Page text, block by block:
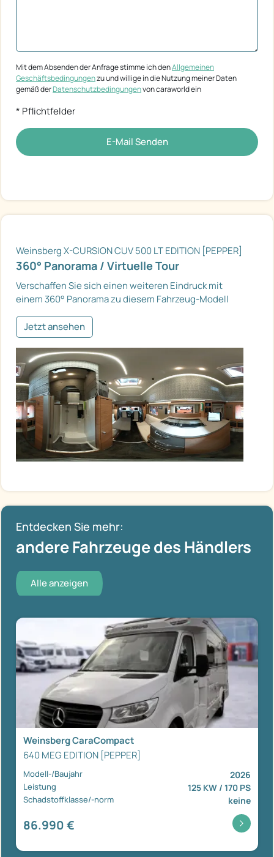
Mit dem Absenden der Anfrage stimme ich denAllgemeinen
Geschäftsbedingungenzu und willige in die Nutzung meiner Daten
gemäß derDatenschutzbedingungenvon caraworld ein
* Pflichtfelder
E-Mail Senden
Weinsberg X-CURSION CUV 500 LT EDITION [PEPPER]
360° Panorama / Virtuelle Tour
Verschaffen Sie sich einen weiteren Eindruck mit
einem 360° Panorama zu diesem Fahrzeug-Modell
Jetzt ansehen
Entdecken Sie mehr:
andere Fahrzeuge des Händlers
Alle anzeigen
Weinsberg CaraCompact
640 MEG EDITION [PEPPER]
Modell-/Baujahr 2026
Leistung 125 KW / 170 PS
Schadstoffklasse/-norm keine
86.990 €